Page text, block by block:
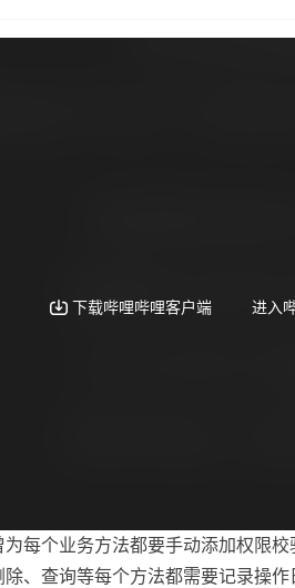
每个业务方法都要手动添加权限
、查询等每个方法都需要记录操